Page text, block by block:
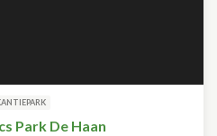
Park De Haan